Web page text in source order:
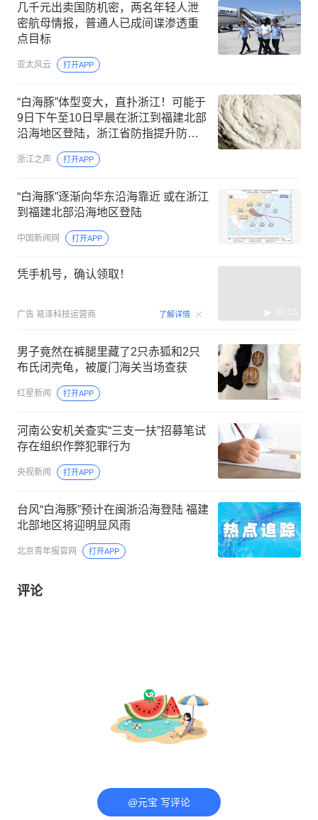
几千元出卖国防机密，两名年轻人泄
密航母情报，普通人已成间谍渗透重
点目标
亚太风云 打开APP
“白海豚”体型变大，直扑浙江！可能于
9日下午至10日早晨在浙江到福建北部
沿海地区登陆，浙江省防指提升防台
风应急响应至Ⅲ级
浙江之声 打开APP
“白海豚”逐渐向华东沿海靠近 或在浙江
到福建北部沿海地区登陆
中国新闻网 打开APP
凭手机号，确认领取！
广告 易泽科技运营商 了解详情 00:15
男子竟然在裤腿里藏了2只赤狐和2只
布氏闭壳龟，被厦门海关当场查获
红星新闻 打开APP
河南公安机关查实“三支一扶”招募笔试
存在组织作弊犯罪行为
央视新闻 打开APP
台风“白海豚”预计在闽浙沿海登陆 福建
北部地区将迎明显风雨
北京青年报官网 打开APP
评论
@元宝 写评论